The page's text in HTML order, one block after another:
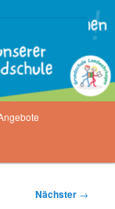
Nächster →